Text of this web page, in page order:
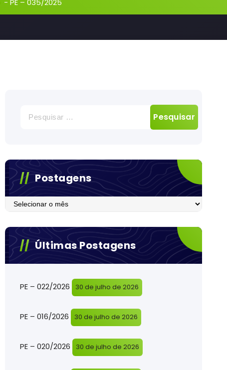
- PE – 035/2025
por:
Postagens
Postagens
Últimas Postagens
PE – 022/2026 30 de julho de 2026
PE – 016/2026 30 de julho de 2026
PE – 020/2026 30 de julho de 2026